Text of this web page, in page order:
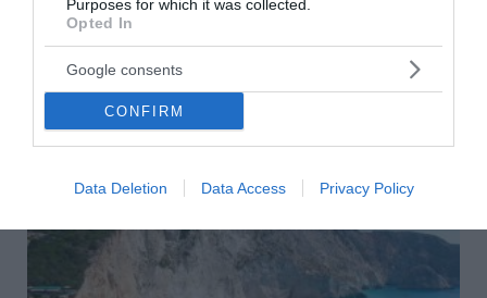
Purposes for which it was collected.
Opted In
Google consents
CONFIRM
Data Deletion Data Access Privacy Policy
Διάβημα στην Ουκρανία θα κάνει η Ελλάδα για το
θαλάσσιο drone που εντοπίστηκε στη Λευκάδα, σύμφωνα
28 Μαΐου 2026